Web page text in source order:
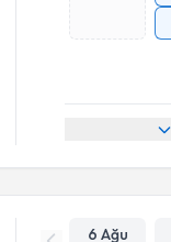
6 Ağu